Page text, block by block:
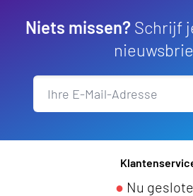
Niets missen? Schrijf
● Nu